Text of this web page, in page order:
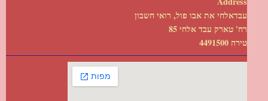
עבדאלחי את אבו פול, רואי חשבון
רח' טארק עבד אלחי 85
טירה 4491500